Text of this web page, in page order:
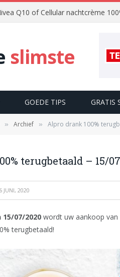
Q10 of Cellular nachtcrème
slimste
GOEDE TIPS GRATIS
» Archief » Alpro drank 100%
terugbetaald – 15/
JUNI, 2020
15/07/2020 wordt uw aankoop
terugbetaald!